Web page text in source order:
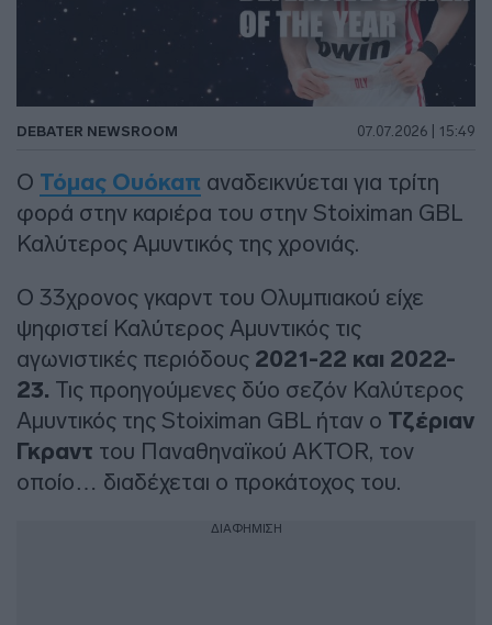
DEBATER NEWSROOM 07.07.2026 | 15:49
Ο Τόμας Ουόκαπ αναδεικνύεται για τρίτη
φορά στην καριέρα του στην Stoiximan GBL
Καλύτερος Αμυντικός της χρονιάς.
Ο 33χρονος γκαρντ του Ολυμπιακού είχε
ψηφιστεί Καλύτερος Αμυντικός τις
αγωνιστικές περιόδους 2021-22 και 2022-
23. Τις προηγούμενες δύο σεζόν Καλύτερος
Αμυντικός της Stoiximan GBL ήταν ο Τζέριαν
Γκραντ του Παναθηναϊκού AKTOR, τον
οποίο… διαδέχεται ο προκάτοχος του.
ΔΙΑΦΗΜΙΣΗ